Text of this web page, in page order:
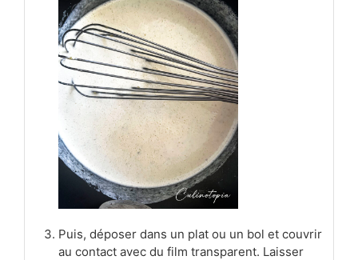
Puis, déposer dans un plat ou un bol et couvrir
au contact avec du film transparent. Laisser